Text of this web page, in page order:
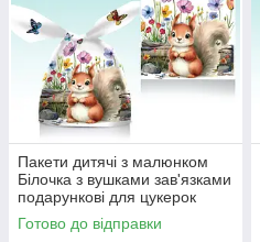
Пакети дитячі з малюнком
Білочка з вушками зав'язками
подарункові для цукерок
22х13 см 10 шт
Готово до відправки